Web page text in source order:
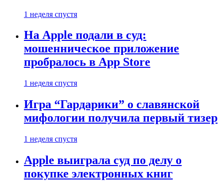
1 неделя спустя
На Apple подали в суд:
мошенническое приложение
пробралось в App Store
1 неделя спустя
Игра “Гардарики” о славянской
мифологии получила первый тизер
1 неделя спустя
Apple выиграла суд по делу о
покупке электронных книг